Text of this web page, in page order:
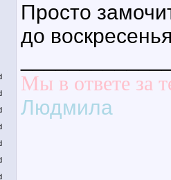
Просто
до
Мы в ответе за
Людмила